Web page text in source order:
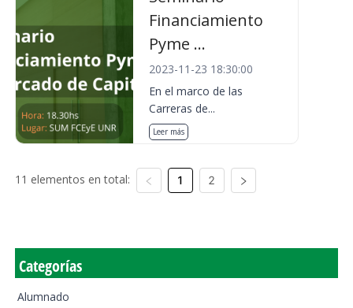
Financiamiento
Pyme ...
2023-11-23 18:30:00
En el marco de las
Carreras de...
Leer más
11 elementos en total: 1 2
Categorías
Alumnado